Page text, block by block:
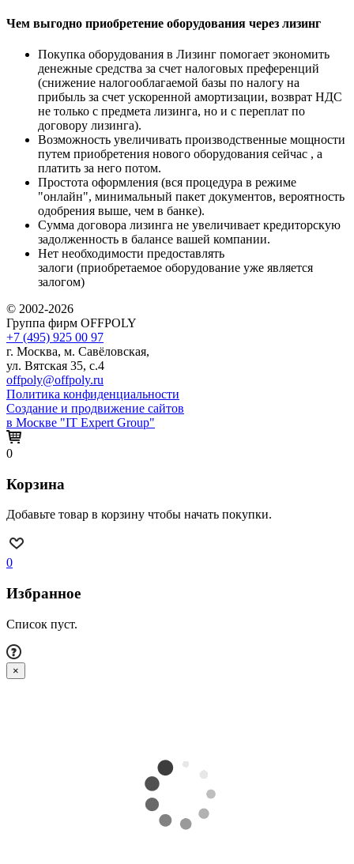
Чем выгодно приобретение оборудования через лизинг
Покупка оборудования в Лизинг помогает экономить
денежные средства за счет налоговых преференций
(снижение налогооблагаемой базы по налогу на
прибыль за счет ускоренной амортизации, возврат НДС
не только с предмета лизинга, но и с переплат по
договору лизинга).
Возможность увеличивать производственные мощности
путем приобретения нового оборудования сейчас , а
платить за него потом.
Простота оформления (вся процедура в режиме
"онлайн", минимальный пакет документов, вероятность
одобрения выше, чем в банке).
Сумма договора лизинга не увеличивает кредиторскую
задолженность в балансе вашей компании.
Нет необходимости предоставлять
залоги (приобретаемое оборудование уже является
залогом)
© 2002-2026
Группа фирм OFFPOLY
+7 (495) 925 00 97
г. Москва, м. Савёловская,
ул. Вятская 35, с.4
offpoly@offpoly.ru
Политика конфиденциальности
Создание и продвижение сайтов
в Москве "IT Expert Group"
0
Корзина
Добавьте товар в корзину чтобы начать покупки.
0
Избранное
Список пуст.
×